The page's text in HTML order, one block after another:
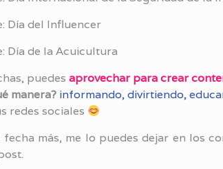
Día del Influencer
Día de la Acuicultura
puedesaprovechar para crear
manera? informando, divirtiendo,
redes sociales
fecha más, me lo puedes dejar en los